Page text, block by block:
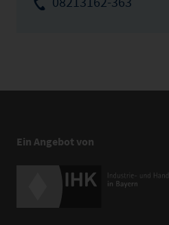
Ein Angebot von